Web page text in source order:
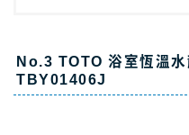
No.3 TOTO 浴室恆溫
TBY01406J